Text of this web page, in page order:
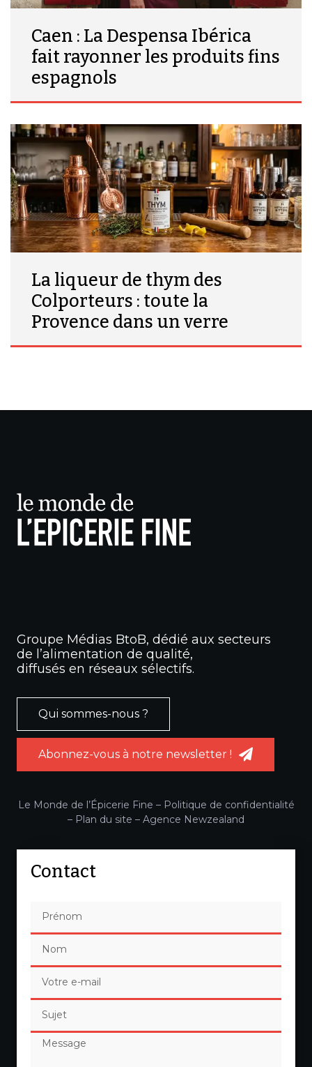
Caen : La Despensa Ibérica
fait rayonner les produits fins
espagnols
La liqueur de thym des
Colporteurs : toute la
Provence dans un verre
Groupe Médias BtoB, dédié aux secteurs
de l’alimentation de qualité,
diffusés en réseaux sélectifs.
Qui sommes-nous ?
Abonnez-vous à notre newsletter !
Le Monde de l’Épicerie Fine – Politique de confidentialité
– Plan du site – Agence Newzealand
Contact